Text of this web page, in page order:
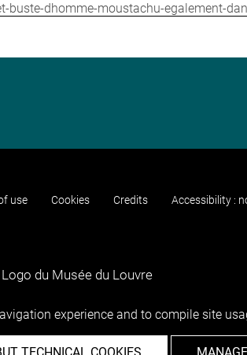
dhomme-moustachu-egalement-
use Cookies Credits Accessibility :
experience and to compile site